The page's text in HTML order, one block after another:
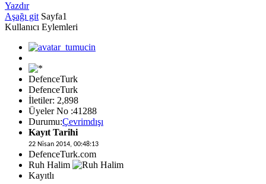
Yazdır
Aşağı git Sayfa1
Kullanıcı Eylemleri
DefenceTurk
DefenceTurk
İletiler: 2,898
Üyeler No :41288
Durumu:Çevrimdışı
Kayıt Tarihi
22 Nisan 2014, 00:48:13
DefenceTurk.com
Ruh Halim
Kayıtlı